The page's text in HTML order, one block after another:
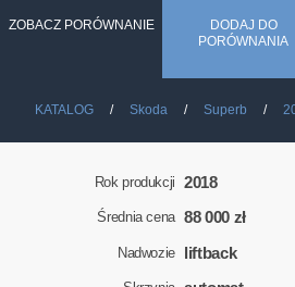
ZOBACZ PORÓWNANIE
DODAJ DO
PORÓWNANIA
KATALOG Skoda Superb
Rok produkcji 2018
Średnia cena 88 000 zł
Nadwozie liftback